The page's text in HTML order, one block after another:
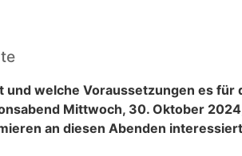
welche Voraussetzungen es
Mittwoch, 30. Oktober
an diesen Abenden